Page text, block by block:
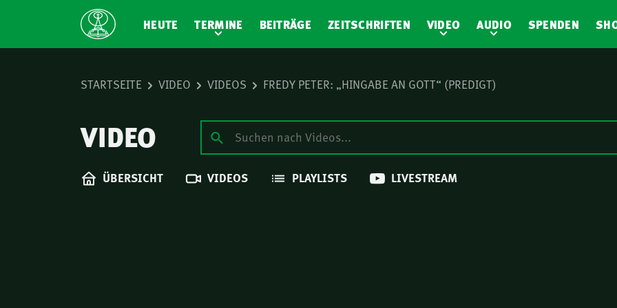
HEUTE TERMINE BEITRÄGE ZEITSCHRIFTEN VIDEO AUDIO SPENDEN
STARTSEITE VIDEO VIDEOS FREDY PETER: „HINGABE AN GOTT“ (PREDIGT)
VIDEO
ÜBERSICHT VIDEOS PLAYLISTS LIVESTREAM